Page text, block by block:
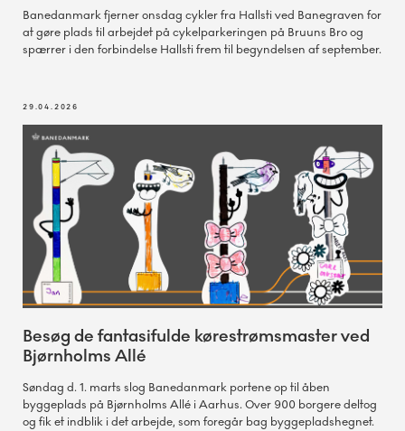
Banedanmark fjerner onsdag cykler fra Hallsti ved Banegraven for
at gøre plads til arbejdet på cykelparkeringen på Bruuns Bro og
spærrer i den forbindelse Hallsti frem til begyndelsen af september.
29.04.2026
Besøg de fantasifulde kørestrømsmaster ved
Bjørnholms Allé
Søndag d. 1. marts slog Banedanmark portene op til åben
byggeplads på Bjørnholms Allé i Aarhus. Over 900 borgere deltog
og fik et indblik i det arbejde, som foregår bag byggepladshegnet.